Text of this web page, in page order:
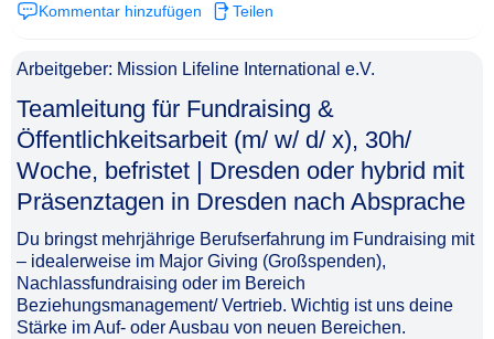
Kommentar hinzufügen Teilen
Arbeitgeber: Mission Lifeline International e.V.
Teamleitung für Fundraising &
Öffentlichkeitsarbeit (m/ w/ d/ x), 30h/
Woche, befristet | Dresden oder hybrid mit
Präsenztagen in Dresden nach Absprache​‌‌‌‌​‌​‌‌‌‌​‌‌​​‌​
Du bringst mehrjährige Berufserfahrung im Fundraising mit
– idealerweise im Major Giving (Großspenden),
Nachlassfundraising oder im Bereich
Beziehungsmanagement/ Vertrieb. Wichtig ist uns deine
Stärke im Auf- oder Ausbau von neuen Bereichen.